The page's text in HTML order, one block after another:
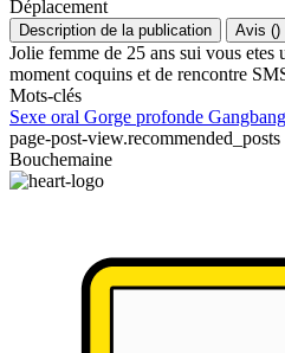
Déplacement
Description de la publication Avis ()
Jolie femme de 25 ans sui vous etes
moment coquins et de rencontre
Mots-clés
Sexe oral Gorge profonde Gangbang
page-post-view.recommended_posts
Bouchemaine